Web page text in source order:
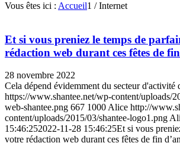
Vous êtes ici : Accueil1 / Internet
Et si vous preniez le temps de
rédaction web durant ces fêtes de fin
28 novembre 2022
Cela dépend évidemment du secteur
https://www.shantee.net/wp-content/uploads/
web-shantee.png 667 1000Alice http://
content/uploads/2015/03/shantee-logo1.png
15:46:252022-11-28 15:46:25Et si vous
votre rédaction web durant ces fêtes de fin